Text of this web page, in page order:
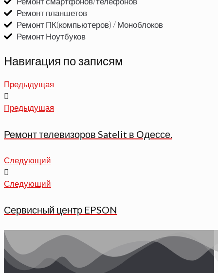
Ремонт планшетов
Ремонт ПК(компьютеров) / Моноблоков
Ремонт Ноутбуков
Навигация по записям
Предыдущая
Предыдущая
Ремонт телевизоров Satelit в Одессе.
Следующий
Следующий
Сервисный центр EPSON